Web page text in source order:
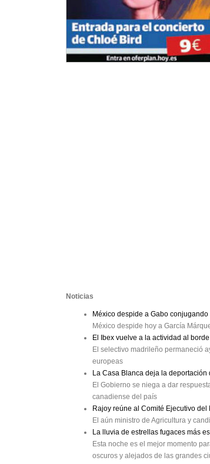
Noticias
México despide a Gabo
México despide hoy a García
El Ibex vuelve a la actividad al
El selectivo madrileño permaneció
europeas
La Casa Blanca deja la
El Gobierno se niega a dar
canadiense del país
Rajoy reúne al Comité Ejecutivo
El aún ministro de Agricultura y
La lluvia de estrellas fugaces más
Esta noche es el mejor momento
oscuros y alejados de las grandes